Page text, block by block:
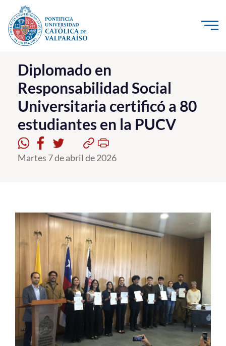
Click acá para ir directamente al contenido
La Universidad
Investigación, Creación e Innovación
PUCV Internacional
Vinculación con el Medio
Admisión
Formación Continua
Estudiantes
Académicos
Funcionarios
Alumni
Diplomado en
Responsabilidad Social
Universitaria certificó a 80
estudiantes en la PUCV
Martes 7 de abril de 2026